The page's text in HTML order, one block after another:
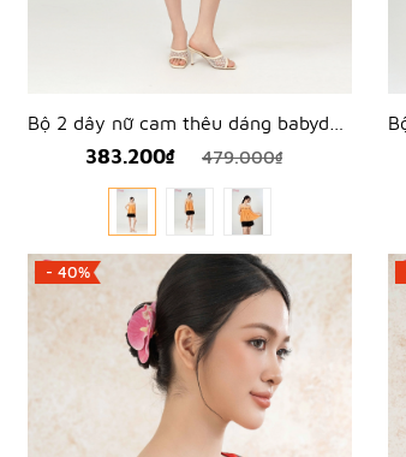
383.200₫ 479.000₫
- 40%